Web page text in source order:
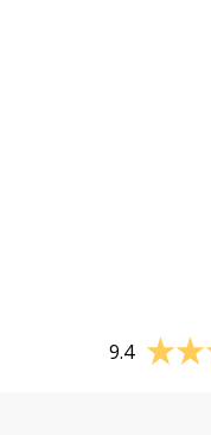
9.4